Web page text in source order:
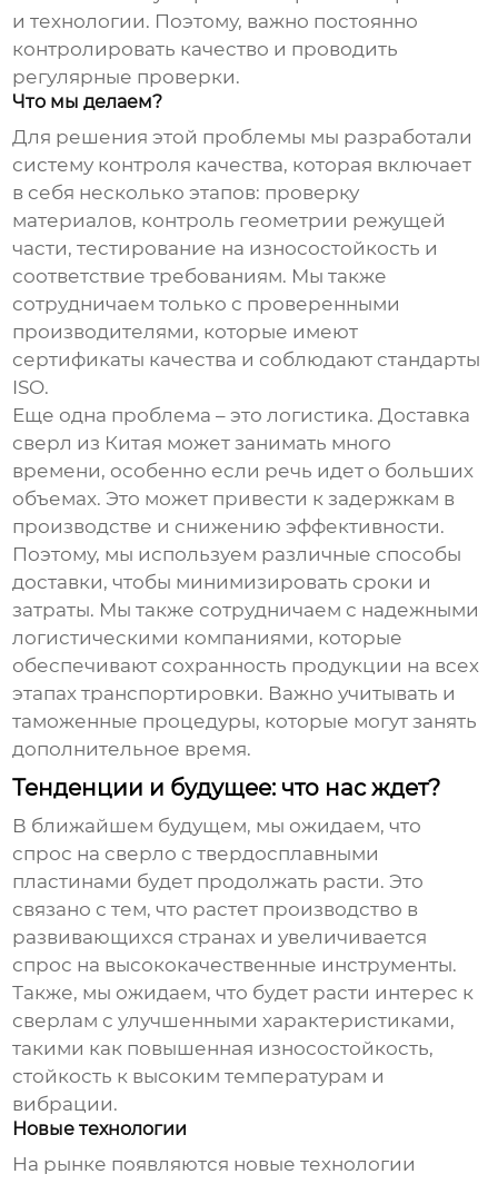
и технологии. Поэтому, важно постоянно
контролировать качество и проводить
регулярные проверки.
Что мы делаем?
Для решения этой проблемы мы разработали
систему контроля качества, которая включает
в себя несколько этапов: проверку
материалов, контроль геометрии режущей
части, тестирование на износостойкость и
соответствие требованиям. Мы также
сотрудничаем только с проверенными
производителями, которые имеют
сертификаты качества и соблюдают стандарты
ISO.
Еще одна проблема – это логистика. Доставка
сверл из Китая может занимать много
времени, особенно если речь идет о больших
объемах. Это может привести к задержкам в
производстве и снижению эффективности.
Поэтому, мы используем различные способы
доставки, чтобы минимизировать сроки и
затраты. Мы также сотрудничаем с надежными
логистическими компаниями, которые
обеспечивают сохранность продукции на всех
этапах транспортировки. Важно учитывать и
таможенные процедуры, которые могут занять
дополнительное время.
Тенденции и будущее: что нас ждет?
В ближайшем будущем, мы ожидаем, что
спрос на сверло с твердосплавными
пластинами будет продолжать расти. Это
связано с тем, что растет производство в
развивающихся странах и увеличивается
спрос на высококачественные инструменты.
Также, мы ожидаем, что будет расти интерес к
сверлам с улучшенными характеристиками,
такими как повышенная износостойкость,
стойкость к высоким температурам и
вибрации.
Новые технологии
На рынке появляются новые технологии